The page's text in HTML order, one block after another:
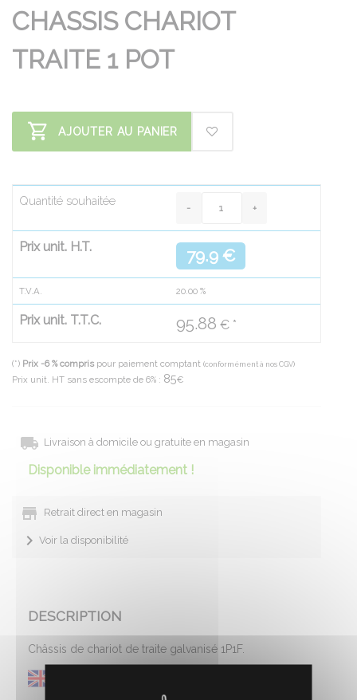
CHASSIS CHARIOT
TRAITE 1 POT
AJOUTER AU PANIER
Quantité souhaitée
Prix unit. H.T. 79.9 €
T.V.A. 20.00 %
Prix unit. T.T.C. 95.88 € *
(*) Prix -6 % compris pour paiement comptant (conformément à nos CGV)
Prix unit. HT sans escompte de 6% : 85€
Livraison à domicile ou gratuite en magasin
Disponible immédiatement !
Retrait direct en magasin
Voir la disponibilité
DESCRIPTION
Châssis de chariot de traite galvanisé 1P1F.